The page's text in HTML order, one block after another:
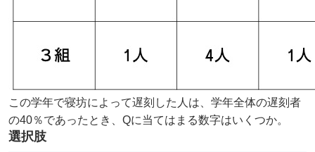
この学年で寝坊によって遅刻した人は、学年全体の遅刻者
の40％であったとき、Qに当てはまる数字はいくつか。
選択肢